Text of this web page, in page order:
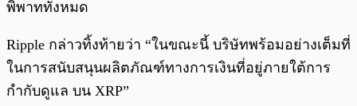
พิพาททั้งหมด
Ripple กล่าวทิ้งท้ายว่า “ในขณะนี้ บริษัทพร้อมอย่างเต็มที่
ในการสนับสนุนผลิตภัณฑ์ทางการเงินที่อยู่ภายใต้การ
กำกับดูแล บน XRP”